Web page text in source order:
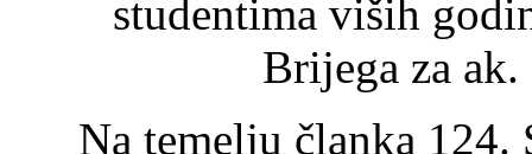
Na temelju članka 124.